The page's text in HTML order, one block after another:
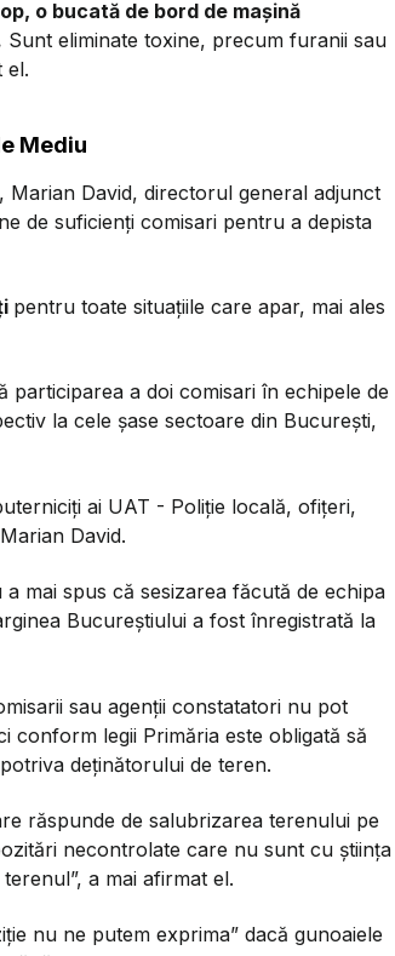
o bucată de bord de mașină
Sunt eliminate toxine, precum furanii sau
el.
Mediu
Marian David, directorul general adjunct
de suficienți comisari pentru a depista
pentru toate situațiile care apar, mai ales
a doi comisari în echipele de
la cele șase sectoare din București,
ai UAT - Poliție locală, ofițeri,
David.
mai spus că sesizarea făcută de echipa
Bucureștiului a fost înregistrată la
sau agenții constatatori nu pot
conform legii Primăria este obligată să
deținătorului de teren.
răspunde de salubrizarea terenului pe
necontrolate care nu sunt cu știința
a mai afirmat el.
nu ne putem exprima” dacă gunoaiele